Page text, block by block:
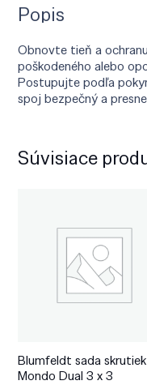
Popis
Obnovte tieň a
poškodeného alebo
Postupujte podľa
spoj bezpečný a
Súvisiace
Blumfeldt sada
Mondo Dual 3 x 3